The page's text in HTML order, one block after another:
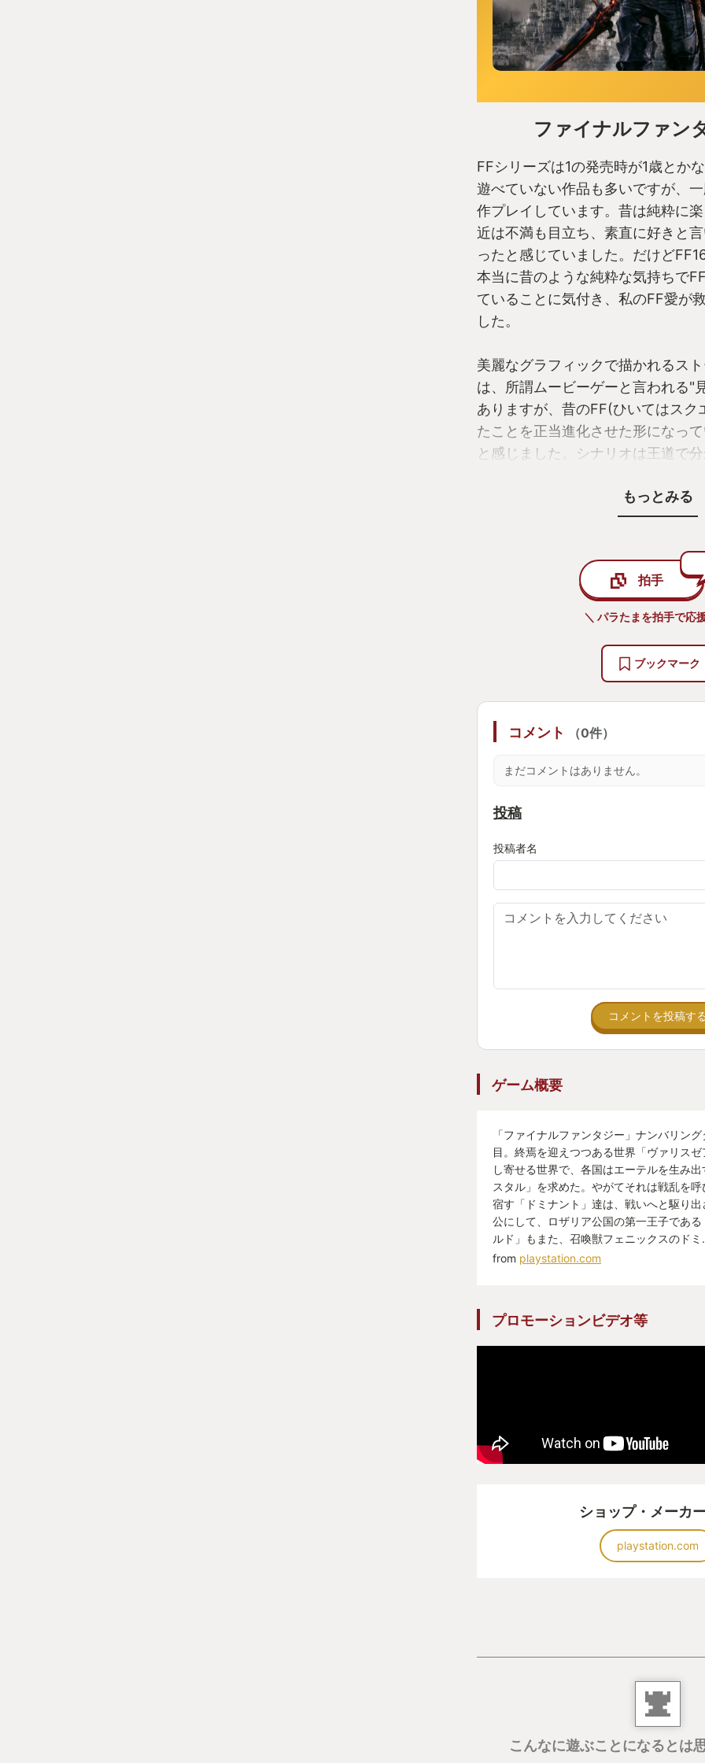
ファイナルファン
FFシリーズは1の発売時が1歳とか
遊べていない作品も多いですが、
作プレイしています。昔は純粋に
近は不満も目立ち、素直に好きと
ったと感じていました。だけど
本当に昔のような純粋な気持ちで
ていることに気付き、私のFF愛が
した。
美麗なグラフィックで描かれるス
は、所謂ムービーゲーと言われる"
ありますが、昔のFF(ひいてはスク
たことを正当進化させた形になっ
と感じました。シナリオは王道で
に序盤からしっかりと入り込むこ
けな海外ドラマのような重厚さが
子供心がくすぐられる場面も。物
ー達も皆魅力的に描かれており、
た目が良いのは勿論、たくさんの
なりました。ジルも芯の強さを持
ロインだし、ジョシュアもディオ
組んで旅をする感覚は薄いですが
在は感じられましたね。
に。難し過ぎないが適度に工夫も
り、コマンドバトルが大好きな自
易しめなのでお手軽に格好良く戦
と。私は2周目をプレイした際に1
大迫力の演出を交えながらの召喚
画で、プレイヤーもキャラクター
ングで繰り広げられるため否応無
す。召喚獣のスケールの大きさを感
リーズの中でも本作でしか味わえな
ネット上では良く"FF16は賛否両論
ますが、私が調べた時点では
メタスコアのユーザースコアは8.4/
評価をした人の割合は全体の76%。
Amazonでは☆4.3/5で、☆4以上の
PSストアでは☆4.53/5で、☆4以上
合となっています。(比較してどう
参考ですが、昨年GOTYの「ELDEN
いのですが、否の声ばかりが目立ち
ているかのような印象が広まるの
「FINAL FANTASY XVI」が今年遊
心に残る作品となったユーザーの
もっとみる
拍手
＼ パラたまを拍手で応
ブックマーク
コメント （0件）
まだコメントはありません。
投稿
投稿者名
コメントを投稿する
ゲーム概要
「ファイナルファンタジー」ナンバリン
目。終焉を迎えつつある世界「ヴァリス
し寄せる世界で、各国はエーテルを生み
スタル」を求めた。やがてそれは戦乱を
宿す「ドミナント」達は、戦いへと駆り
公にして、ロザリア公国の第一王子であ
ルド」もまた、召喚獣フェニックスのド
from playstation.com
プロモーションビデオ等
ショップ・メーカ
playstation.com
こんなに遊ぶことになるとは